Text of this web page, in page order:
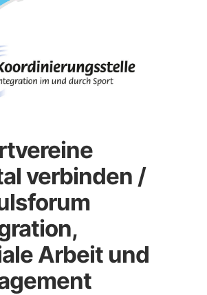
verbinden /
Arbeit und